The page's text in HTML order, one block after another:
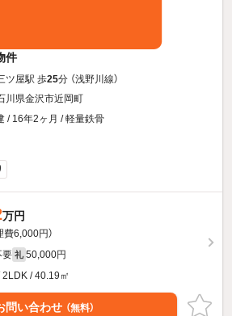
件
ツ屋駅 歩25分 （浅野川線）
川県金沢市近岡町
/ 16年2ヶ月 / 軽量鉄骨
万円
費6,000円）
要 礼 50,000円
2LDK / 40.19㎡
問い合わせ （無料）